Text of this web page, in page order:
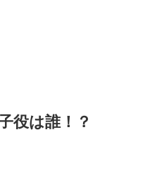
役は誰！？